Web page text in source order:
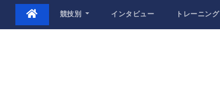
Skip
content
競技別 インタビュー トレーニング